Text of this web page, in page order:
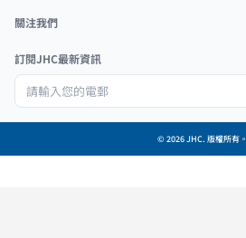
關注我們
訂閱JHC最新資訊
© 2026 JHC. 版權所有。